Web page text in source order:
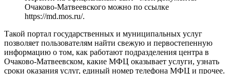
Очаково-Матвеевского можно по ссылке
https://md.mos.ru/.
Такой портал государственных и муниципальных услуг
позволяет пользователям найти свежую и первостепенную
информацию о том, как работают подразделения центра в
Очаково-Матвеевском, какие МФЦ оказывает услуги, узнать
сроки оказания услуг, единый номер телефона МФЦ и прочее.